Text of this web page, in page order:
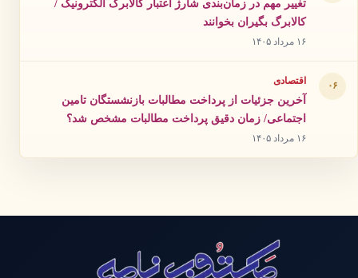
تغییر مهم در زمان‌بندی شارژ اعتبار کالابرگ الکترونیک /
کالابرگ بگیران بخوانند
۱۶ مرداد ۱۴۰۵
۰۶ اقتصادی
آخرین جزئیات از پرداخت مطالبات بازنشستگان تامین
اجتماعی/ زمان دقیق پرداخت مطالبات مشخص شد؟
۱۶ مرداد ۱۴۰۵